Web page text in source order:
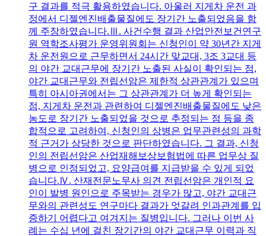
구 결과를 적극 활용하였습니다. 아울러 지게차 운전 과
정에서 디젤엔진배출물질에도 장기간 노출되었음을 함
께 주장하였습니다.Ⅲ. 사건수행 결과 산업안전보건연구
원 역학조사평가 운영위원회는 신청인이 약 30년간 지게
차 운전원으로 근무하면서 24시간 맞교대, 3조 3교대 등
의 야간 교대근무에 장기간 노출된 사실이 확인되는 점,
야간 교대근무와 전립선암은 제한적 상관관계가 있으며
특히 아시아권에서는 그 상관관계가 더 높게 확인되는
점, 지게차 운전과 관련하여 디젤엔진배출물질에도 낮은
농도로 장기간 노출되었을 것으로 추정되는 점 등을 종
합적으로 고려하여, 신청인의 상병은 업무관련성의 과학
적 근거가 상당한 것으로 판단하였습니다. 그 결과, 신청
인의 전립선암은 산업재해보상보험법에 따른 업무상 질
병으로 인정되었고, 요양급여를 지급받을 수 있게 되었
습니다.Ⅳ. 산재전문노무사 의견 전립선암은 개인적 요
인이 발병 원인으로 주목받는 경우가 많고, 야간 교대근
무와의 관련성도 연구마다 결과가 엇갈려 인과관계를 입
증하기 어렵다고 여겨지는 질병입니다. 그러나 이번 사
례는 수십 년에 걸친 장기간의 야간 교대근무 이력과 직